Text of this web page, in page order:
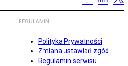
REGULAMIN
Polityka Prywatności
Zmiana ustawień zgód
Regulamin serwisu